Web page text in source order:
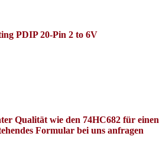
PDIP 20-Pin 2 to 6V
Qualität wie den 74HC682 für einen
Formular bei uns anfragen